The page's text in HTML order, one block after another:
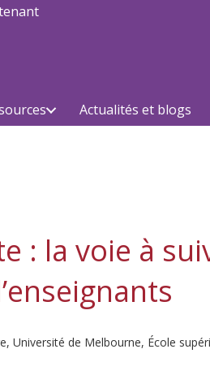
Actualités et blogs
: la voie à
Université de Melbourne, École